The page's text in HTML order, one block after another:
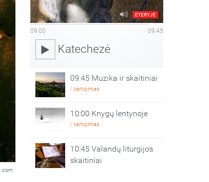
ETERYJE
09:00 09:45
Katechezė
09:45 Muzika ir skaitiniai
/ kartojimas
10:00 Knygų lentynoje
/ kartojimas
10:45 Valandų liturgijos
skaitiniai